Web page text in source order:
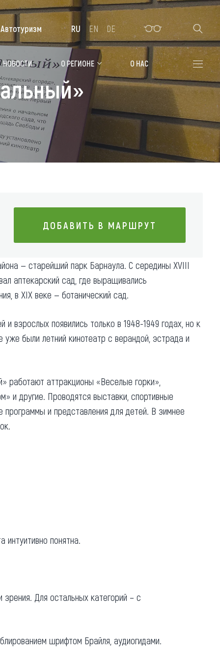
Алтайская зимовка
Где остановиться
Санатории
Гостиницы, отели
Коттеджи, базы
Видеогалерея
Фотогалерея
НОВОСТИ О РЕГИОНЕ О НАС
Автотуризм RU EN DE
ДОБАВИТЬ В МАРШРУТ
ДОБАВИТЬ В МАРШРУТ
— старейший парк Барнаула. С середины XVIII
аптекарский сад, где выращивались
в XIX веке — ботанический сад.
и взрослых появились только в 1948-1949 годах, но к
уже были летний кинотеатр с верандой, эстрада и
работают аттракционы «Веселые горки»,
и другие. Проводятся выставки, спортивные
программы и представления для детей. В зимнее
интуитивно понятна.
Для остальных категорий – с
шрифтом Брайля, аудиогидами.